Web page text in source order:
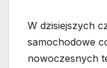
W dzisiejszych
samochodowe
nowoczesnych